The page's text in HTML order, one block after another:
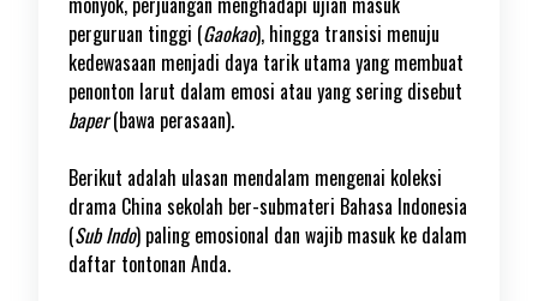
perguruan tinggi (Gaokao), hingga transisi menuju
kedewasaan menjadi daya tarik utama yang membuat
penonton larut dalam emosi atau yang sering disebut
baper(bawa perasaan).
Berikut adalah ulasan mendalam mengenai koleksi
drama China sekolah ber-submateri Bahasa Indonesia
(Sub Indo) paling emosional dan wajib masuk ke dalam
daftar tontonan Anda.